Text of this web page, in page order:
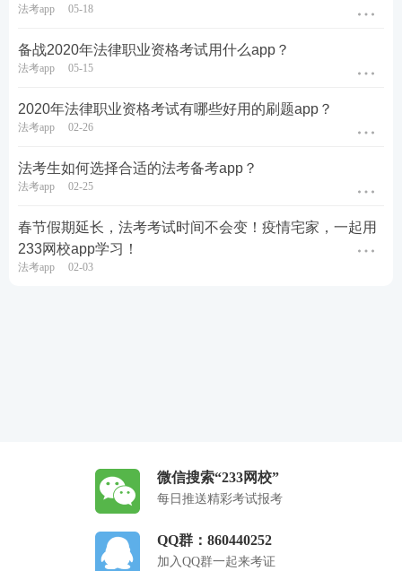
法考app 05-18
备战2020年法律职业资格考试用什么app？
法考app 05-15
2020年法律职业资格考试有哪些好用的刷题app？
法考app 02-26
法考生如何选择合适的法考备考app？
法考app 02-25
春节假期延长，法考考试时间不会变！疫情宅家，一起用
233网校app学习！
法考app 02-03
微信搜索“233网校”
每日推送精彩考试报考
QQ群：860440252
加入QQ群一起来考证